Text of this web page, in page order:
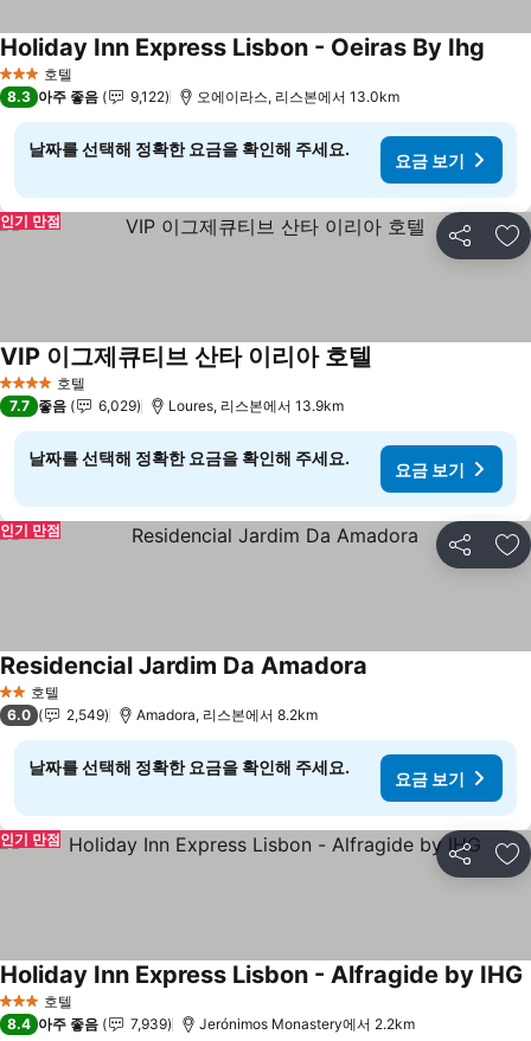
3 성급 호텔
Holiday Inn Express Lisbon - Oeiras By Ihg
8.3 아주 좋음 9,122 오에이라스, 리스본에서 13.0km
날짜를 선택해 정확한 요금을 확인해 주세요.
요금 보기
공유 즐
인기 만점
4 성급 호텔
VIP 이그제큐티브 산타 이리아 호텔
7.7 좋음 6,029 Loures, 리스본에서 13.9km
날짜를 선택해 정확한 요금을 확인해 주세요.
요금 보기
공유 즐
인기 만점
2 성급호텔
Residencial Jardim Da Amadora
6.0 2,549 Amadora, 리스본에서 8.2km
날짜를 선택해 정확한 요금을 확인해 주세요.
요금 보기
공유 즐
인기 만점
3 성급 호텔
Holiday Inn Express Lisbon - Alfragide by IHG
8.4 아주 좋음 7,939 Jerónimos Monastery에서 2.2km